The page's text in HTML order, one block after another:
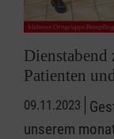
Dienstabend
Patienten
09.11.2023
unserem